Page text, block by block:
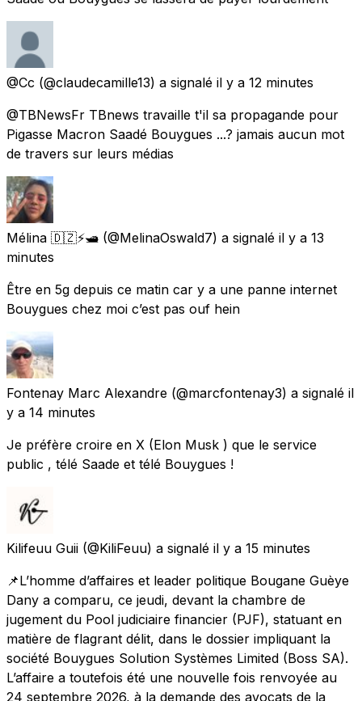
@Cc (@claudecamille13) a signalé il y a 12 minutes
@TBNewsFr TBnews travaille t'il sa propagande pour
Pigasse Macron Saadé Bouygues ...? jamais aucun mot
de travers sur leurs médias
Mélina 🇩🇿⚡️🛥️ (@MelinaOswald7) a signalé il y a 13
minutes
Être en 5g depuis ce matin car y a une panne internet
Bouygues chez moi c’est pas ouf hein
Fontenay Marc Alexandre (@marcfontenay3) a signalé il
y a 14 minutes
Je préfère croire en X (Elon Musk ) que le service
public , télé Saade et télé Bouygues !
Kilifeuu Guii (@KiliFeuu) a signalé il y a 15 minutes
📌L’homme d’affaires et leader politique Bougane Guèye
Dany a comparu, ce jeudi, devant la chambre de
jugement du Pool judiciaire financier (PJF), statuant en
matière de flagrant délit, dans le dossier impliquant la
société Bouygues Solution Systèmes Limited (Boss SA).
L’affaire a toutefois été une nouvelle fois renvoyée au
24 septembre 2026, à la demande des avocats de la